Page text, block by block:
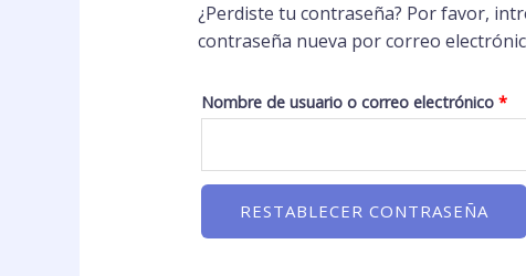
¿Perdiste tu contraseña? Por favor,
contraseña nueva por correo
Nombre de usuario o correo electrónico *
RESTABLECER CONTRASEÑA